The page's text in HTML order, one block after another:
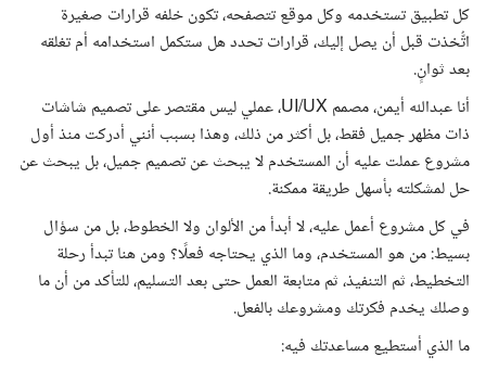
كل تطبيق تستخدمه وكل موقع تتصفحه، تكون خلفه قرارات صغيرة
اتُّخذت قبل أن يصل إليك، قرارات تحدد هل ستكمل استخدامه أم تغلقه
بعد ثوانٍ.
أنا عبدالله أيمن، مصمم UI/UX، عملي ليس مقتصر على تصميم شاشات
ذات مظهر جميل فقط، بل أكثر من ذلك، وهذا بسبب أنني أدركت منذ أول
مشروع عملت عليه أن المستخدم لا يبحث عن تصميم جميل، بل يبحث عن
حل لمشكلته بأسهل طريقة ممكنة.
في كل مشروع أعمل عليه، لا أبدأ من الألوان ولا الخطوط، بل من سؤال
بسيط: من هو المستخدم، وما الذي يحتاجه فعلًا؟ ومن هنا تبدأ رحلة
التخطيط، ثم التنفيذ، ثم متابعة العمل حتى بعد التسليم، للتأكد من أن ما
وصلك يخدم فكرتك ومشروعك بالفعل.
ما الذي أستطيع مساعدتك فيه: